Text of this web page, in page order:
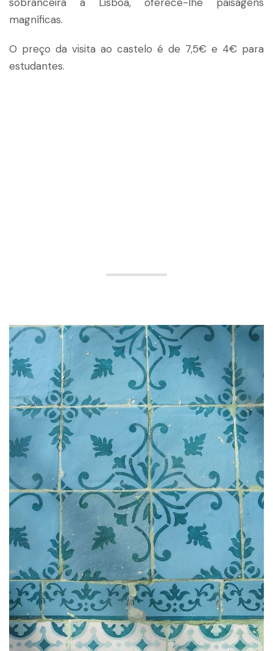
magníficas.
O preço da visita ao castelo é de 7,5€ e 4€ para
estudantes.